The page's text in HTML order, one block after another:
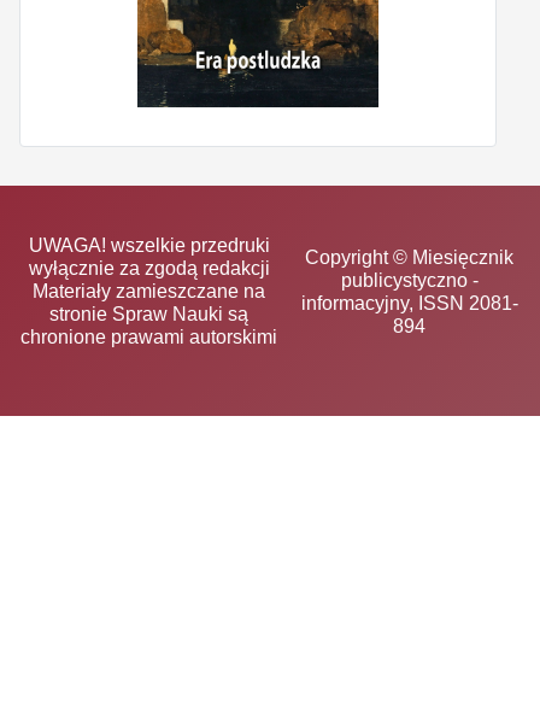
UWAGA! wszelkie przedruki
wyłącznie za zgodą redakcji
Materiały zamieszczane na
stronie Spraw Nauki są
chronione prawami autorskimi
Copyright © Miesięcznik
publicystyczno -
informacyjny, ISSN 2081-
894